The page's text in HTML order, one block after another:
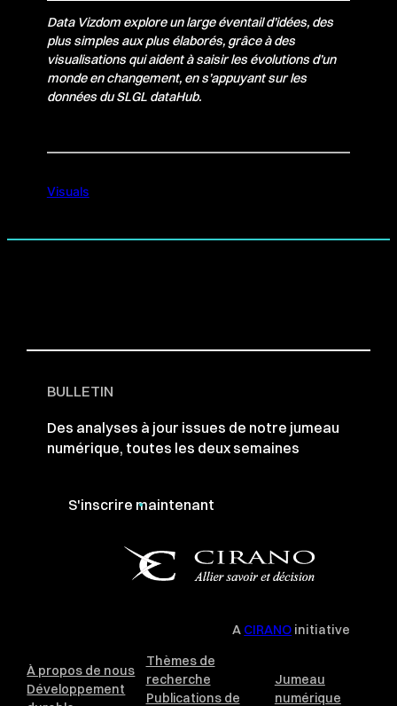
Data Vizdom explore un large éventail d’idées, des
plus simples aux plus élaborés, grâce à des
visualisations qui aident à saisir les évolutions d’un
monde en changement, en s’appuyant sur les
données du SLGL dataHub.
Visuals
BULLETIN
Des analyses à jour issues de notre jumeau
numérique, toutes les deux semaines
S'inscrire maintenant
A CIRANO initiative
À propos de nous
Développement
Thèmes de
recherche
Publications de
Jumeau
numérique